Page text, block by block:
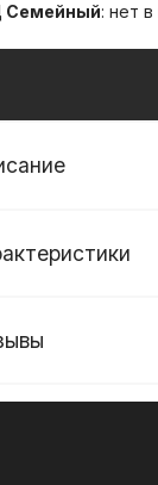
Семейный: нет в